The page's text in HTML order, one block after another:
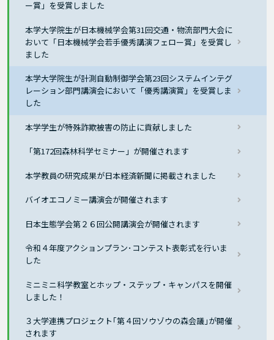
ー賞」を受賞しました
本学大学院生が日本機械学会第31回交通・物流部門大会に
おいて「日本機械学会若手優秀講演フェロー賞」を受賞し
ました
本学大学院生が計測自動制御学会第23回システムインテグ
レーション部門講演会において「優秀講演賞」を受賞しま
した
本学学生が特殊詐欺被害の防止に貢献しました
「第172回森林科学セミナー」が開催されます
本学教員の研究成果が日本経済新聞に掲載されました
バイオエコノミー講演会が開催されます
日本生態学会第２６回公開講演会が開催されます
令和４年度アクションプラン･コンテスト表彰式を行いま
した
ミニミニ科学教室とホップ・ステップ・キャンパスを開催
しました！
３大学連携プロジェクト｢第４回ソウゾウの森会議｣が開催
されます